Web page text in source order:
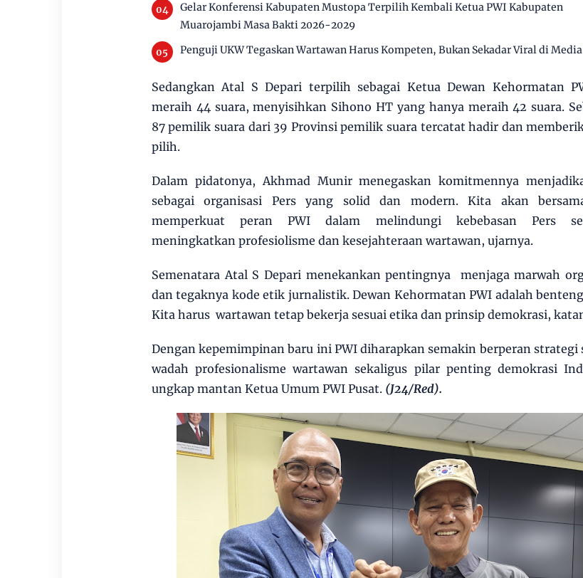
Gelar Konferensi Kabupaten Mustopa Terpilih Kembali Ketua PWI Kabupaten
Muarojambi Masa Bakti 2026-2029
Penguji UKW Tegaskan Wartawan Harus Kompeten, Bukan Sekadar Viral di
Sedangkan Atal S Depari terpilih sebagai Ketua Dewan Kehormatan
meraih 44 suara, menyisihkan Sihono HT yang hanya meraih 42 suara.
87 pemilik suara dari 39 Provinsi pemilik suara tercatat hadir dan
pilih.
Dalam pidatonya, Akhmad Munir menegaskan komitmennya
sebagai organisasi Pers yang solid dan modern. Kita akan
memperkuat peran PWI dalam melindungi kebebasan Pers
meningkatkan profesiolisme dan kesejahteraan wartawan, ujarnya.
Semenatara Atal S Depari menekankan pentingnya menjaga marwah
dan tegaknya kode etik jurnalistik. Dewan Kehormatan PWI adalah
Kita harus wartawan tetap bekerja sesuai etika dan prinsip demokrasi,
Dengan kepemimpinan baru ini PWI diharapkan semakin berperan strategi
wadah profesionalisme wartawan sekaligus pilar penting demokrasi
ungkap mantan Ketua Umum PWI Pusat.(J24/Red).